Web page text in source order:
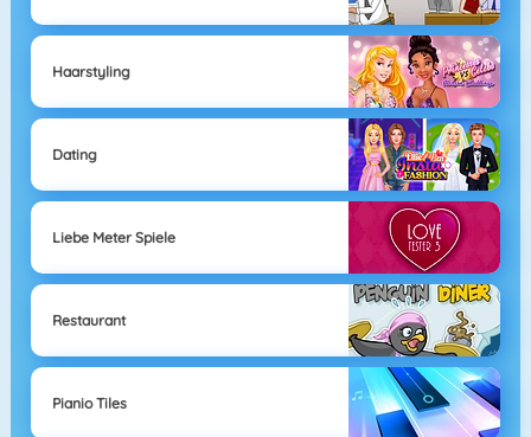
Haarstyling
Dating
Liebe Meter Spiele
Restaurant
Pianio Tiles